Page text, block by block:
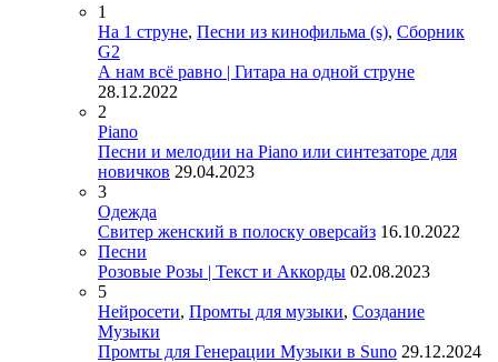
1
На 1 струне, Песни из кинофильма (s), Сборник
G2
А нам всё равно | Гитара на одной струне
28.12.2022
2
Piano
Песни и мелодии на Piano или синтезаторе для
новичков 29.04.2023
3
Одежда
Свитер женский в полоску оверсайз 16.10.2022
Песни
Розовые Розы | Текст и Аккорды 02.08.2023
5
Нейросети, Промты для музыки, Создание
Музыки
Промты для Генерации Музыки в Suno 29.12.2024